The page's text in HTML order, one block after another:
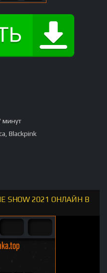
минут
Blackpink
SHOW 2021 ОНЛАЙН В